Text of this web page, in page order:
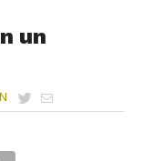
un